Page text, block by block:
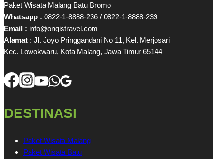
Paket Wisata Malang Batu Bromo
Whatsapp : 0822-1-8888-236 / 0822-1-8888-239
Email : info@ongistravel.com
Alamat : Jl. Joyo Pringgandani No 11, Kel. Merjosari
Kec. Lowokwaru, Kota Malang, Jawa Timur 65144
DESTINASI
Paket Wisata Malang
Paket Wisata Batu